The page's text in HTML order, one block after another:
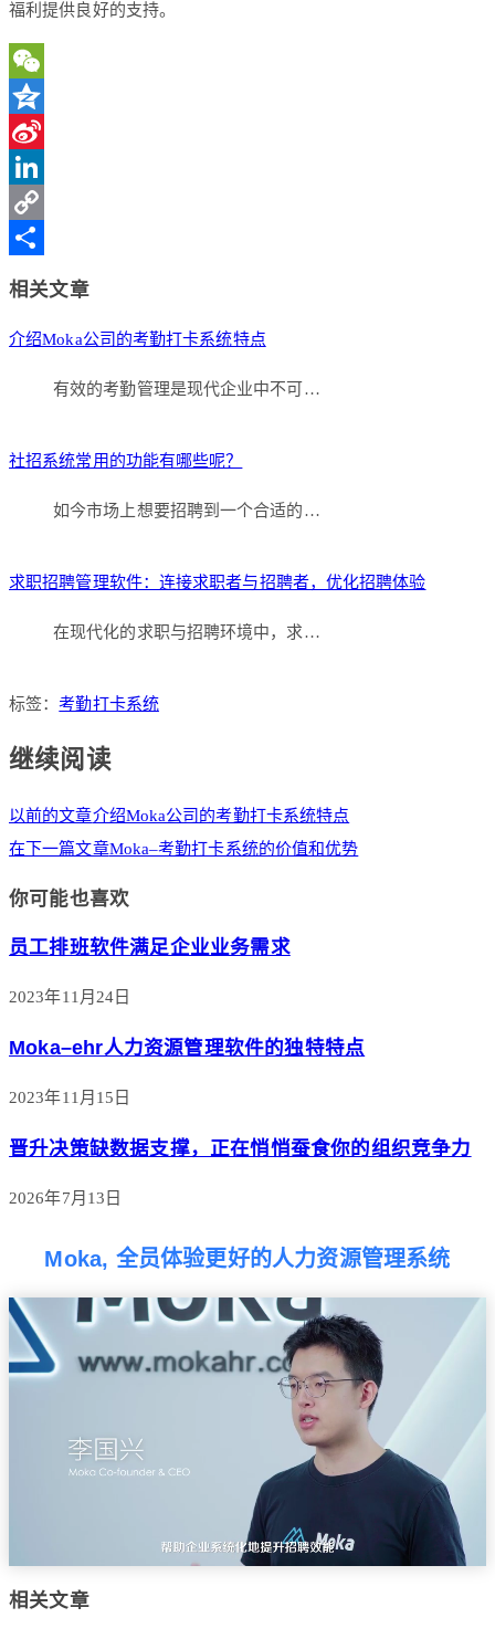
福利提供良好的支持。
WeChat
Qzone
Sina
Weibo
LinkedIn
Copy
相关文章
介绍Moka公司的考勤打卡系统特点
有效的考勤管理是现代企业中不可…
社招系统常用的功能有哪些呢？
如今市场上想要招聘到一个合适的…
求职招聘管理软件：连接求职者与招聘者，优化招聘体验
在现代化的求职与招聘环境中，求…
标签：考勤打卡系统
继续阅读
以前的文章介绍Moka公司的考勤打卡系统特点
在下一篇文章Moka–考勤打卡系统的价值和优势
你可能也喜欢
员工排班软件满足企业业务需求
2023年11月24日
Moka–ehr人力资源管理软件的独特特点
2023年11月15日
晋升决策缺数据支撑，正在悄悄蚕食你的组织竞争力
2026年7月13日
Moka, 全员体验更好的人力资源管理系统
相关文章